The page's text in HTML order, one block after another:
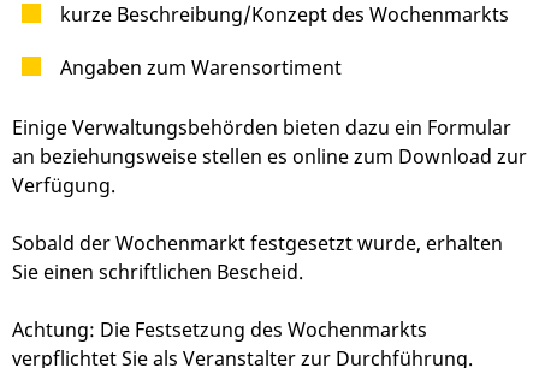
kurze Beschreibung/Konzept des Wochenmarkts
Angaben zum Warensortiment
Einige Verwaltungsbehörden bieten dazu ein Formular
an beziehungsweise stellen es online zum Download zur
Verfügung.
Sobald der Wochenmarkt festgesetzt wurde, erhalten
Sie einen schriftlichen Bescheid.
Achtung: Die Festsetzung des Wochenmarkts
verpflichtet Sie als Veranstalter zur Durchführung.